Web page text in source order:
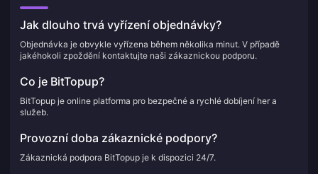
Jak dlouho trvá vyřízení objednávky?
Objednávka je obvykle vyřízena během několika minut. V případě
jakéhokoli zpoždění kontaktujte naši zákaznickou podporu.
Co je BitTopup?
BitTopup je online platforma pro bezpečné a rychlé dobíjení her a
služeb.
Provozní doba zákaznické podpory?
Zákaznická podpora BitTopup je k dispozici 24/7.